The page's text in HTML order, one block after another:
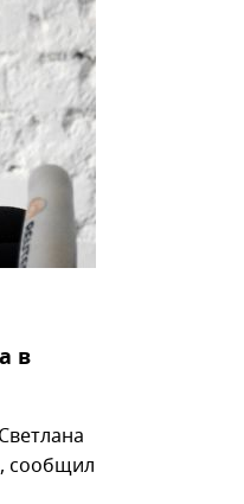
в
сообщил